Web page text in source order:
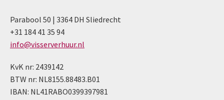
Parabool 50 | 3364 DH Sliedrecht
+31 184 41 35 94
info@visserverhuur.nl
KvK nr: 2439142
BTW nr: NL8155.88483.B01
IBAN: NL41RABO0399397981